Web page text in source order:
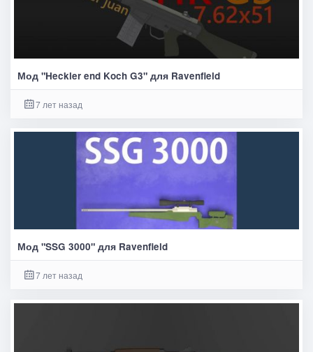
Мод "Heckler end Koch G3" для Ravenfield
7 лет назад
Мод "SSG 3000" для Ravenfield
7 лет назад